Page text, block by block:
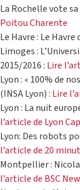
La Rochelle vote
Poitou Charente
Le Havre : Le
Limoges :
2015/2016 : Lire
Lyon : « 100% de
(INSA Lyon) : Lire
Lyon : La nuit
l’article de Lyon
Lyon: Des robots
l’article de 20
Montpellier :
l’article de BSC